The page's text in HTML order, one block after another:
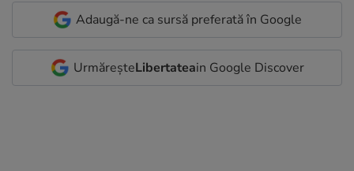
Adaugă-ne ca sursă preferată în Google
UrmăreșteLibertateain Google Discover